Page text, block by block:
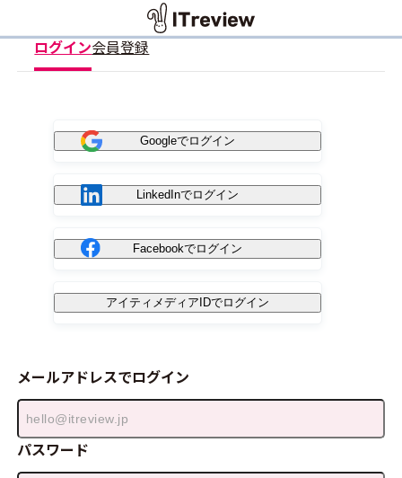
ログイン会員登録
Googleでログイン
LinkedInでログイン
Facebookでログイン
アイティメディアIDでログイン
メールアドレスでログイン
パスワード